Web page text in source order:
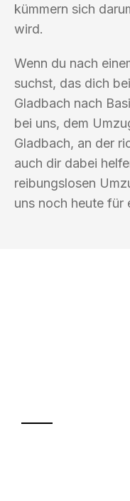
kümmern sich
wird.
Wenn du nach
suchst, das dich
Gladbach nach
bei uns, dem
Gladbach, an der
auch dir dabei
reibungslosen
uns noch heute für